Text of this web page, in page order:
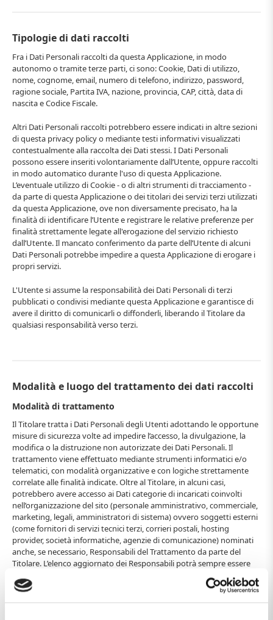
Tipologie di dati raccolti
Fra i Dati Personali raccolti da questa Applicazione, in modo
autonomo o tramite terze parti, ci sono: Cookie, Dati di utilizzo,
nome, cognome, email, numero di telefono, indirizzo, password,
ragione sociale, Partita IVA, nazione, provincia, CAP, città, data di
nascita e Codice Fiscale.
Altri Dati Personali raccolti potrebbero essere indicati in altre sezioni
di questa privacy policy o mediante testi informativi visualizzati
contestualmente alla raccolta dei Dati stessi. I Dati Personali
possono essere inseriti volontariamente dall’Utente, oppure raccolti
in modo automatico durante l'uso di questa Applicazione.
L’eventuale utilizzo di Cookie - o di altri strumenti di tracciamento -
da parte di questa Applicazione o dei titolari dei servizi terzi utilizzati
da questa Applicazione, ove non diversamente precisato, ha la
finalità di identificare l’Utente e registrare le relative preferenze per
finalità strettamente legate all'erogazione del servizio richiesto
dall’Utente. Il mancato conferimento da parte dell’Utente di alcuni
Dati Personali potrebbe impedire a questa Applicazione di erogare i
propri servizi.
L'Utente si assume la responsabilità dei Dati Personali di terzi
pubblicati o condivisi mediante questa Applicazione e garantisce di
avere il diritto di comunicarli o diffonderli, liberando il Titolare da
qualsiasi responsabilità verso terzi.
Modalità e luogo del trattamento dei dati raccolti
Modalità di trattamento
Il Titolare tratta i Dati Personali degli Utenti adottando le opportune
misure di sicurezza volte ad impedire l’accesso, la divulgazione, la
modifica o la distruzione non autorizzate dei Dati Personali. Il
trattamento viene effettuato mediante strumenti informatici e/o
telematici, con modalità organizzative e con logiche strettamente
correlate alle finalità indicate. Oltre al Titolare, in alcuni casi,
potrebbero avere accesso ai Dati categorie di incaricati coinvolti
nell’organizzazione del sito (personale amministrativo, commerciale,
marketing, legali, amministratori di sistema) ovvero soggetti esterni
(come fornitori di servizi tecnici terzi, corrieri postali, hosting
provider, società informatiche, agenzie di comunicazione) nominati
anche, se necessario, Responsabili del Trattamento da parte del
Titolare. L’elenco aggiornato dei Responsabili potrà sempre essere
Luogo